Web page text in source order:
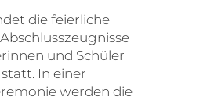
die feierliche
und Schüler
statt. In einer
werden die